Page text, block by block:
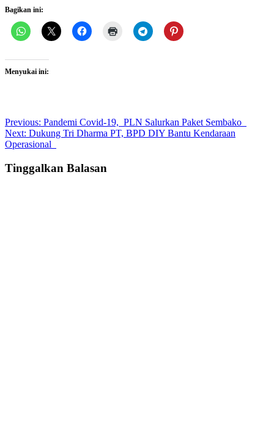
Bagikan ini:
Menyukai ini:
Post
navigation
Previous: Pandemi Covid-19, PLN Salurkan Paket Sembako
Next: Dukung Tri Dharma PT, BPD DIY Bantu Kendaraan
Operasional
Tinggalkan Balasan